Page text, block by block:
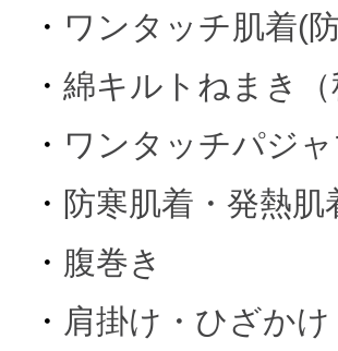
・ ワンタッチ肌着(
・ 綿キルトねまき（
・ ワンタッチパジ
・ 防寒肌着・発熱肌
・ 腹巻き
・ 肩掛け・ひざかけ